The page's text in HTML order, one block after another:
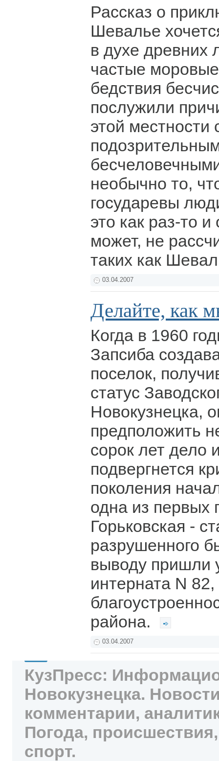
Рассказ о
Шевалье
в духе древних
частые
бедствия
послужили
этой местности
необычно то,
государевы
это как раз-то
может, не
таких как
03.04.2007
Делайте, как
Когда в 1960
Запсиба
поселок,
статус
Новокузнецка,
предположить
сорок лет дело
подвергнется
поколения
одна из первых
Горьковская -
разрушенного
выводу пришли
интерната N
района.
03.04.2007
КузПресс:
Новокузнецка.
комментарии,
Погода,
спорт.